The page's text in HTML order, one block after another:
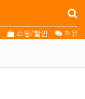
쇼핑/할인 커뮤